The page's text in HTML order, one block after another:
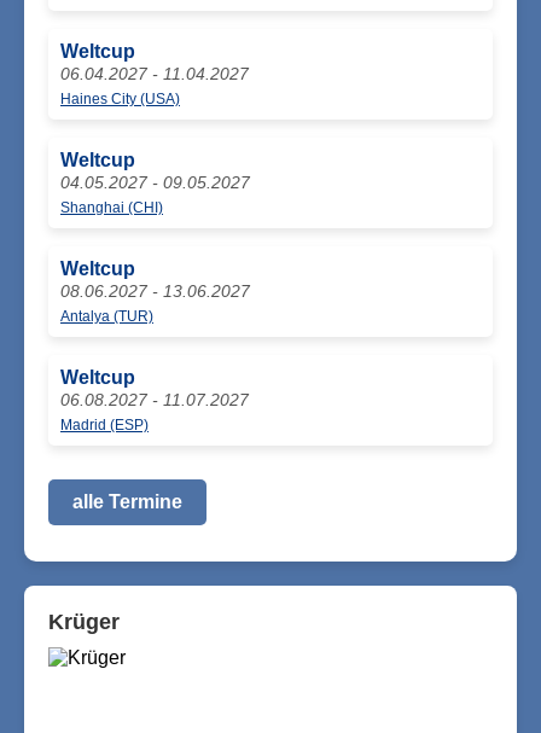
Weltcup
06.04.2027 - 11.04.2027
Haines City (USA)
Weltcup
04.05.2027 - 09.05.2027
Shanghai (CHI)
Weltcup
08.06.2027 - 13.06.2027
Antalya (TUR)
Weltcup
06.08.2027 - 11.07.2027
Madrid (ESP)
alle Termine
Krüger